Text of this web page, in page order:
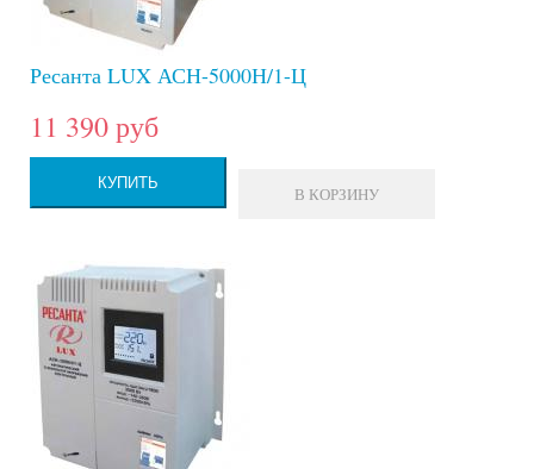
Ресанта LUX АСН-5000Н/1-Ц
11 390 руб
КУПИТЬ
В КОРЗИНУ